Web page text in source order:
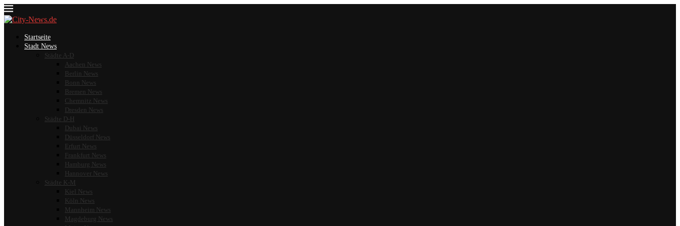
Startseite
Stadt News
Städte A-D
Aachen News
Berlin News
Bonn News
Bremen News
Chemnitz News
Dresden News
Städte D-H
Dubai News
Düsseldorf News
Erfurt News
Frankfurt News
Hamburg News
Hannover News
Städte K-M
Kiel News
Köln News
Mannheim News
Magdeburg News